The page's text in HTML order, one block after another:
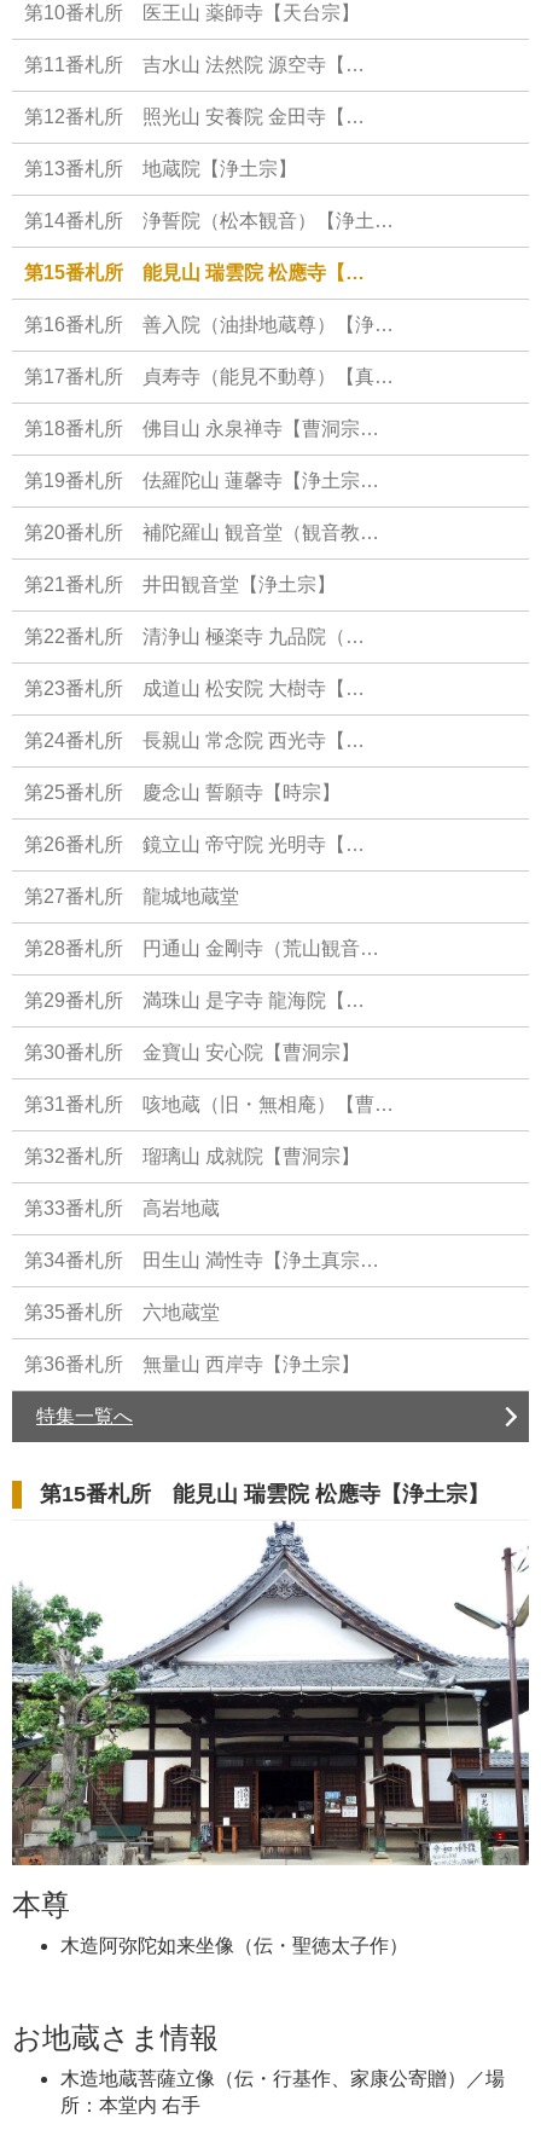
第10番札所 医王山 薬師寺【天台宗】
第11番札所 吉水山 法然院 源空寺【…
第12番札所 照光山 安養院 金田寺【…
第13番札所 地蔵院【浄土宗】
第14番札所 浄誓院（松本観音）【浄土…
第15番札所 能見山 瑞雲院 松應寺【…
第16番札所 善入院（油掛地蔵尊）【浄…
第17番札所 貞寿寺（能見不動尊）【真…
第18番札所 佛目山 永泉禅寺【曹洞宗…
第19番札所 佉羅陀山 蓮馨寺【浄土宗…
第20番札所 補陀羅山 観音堂（観音教…
第21番札所 井田観音堂【浄土宗】
第22番札所 清浄山 極楽寺 九品院（…
第23番札所 成道山 松安院 大樹寺【…
第24番札所 長親山 常念院 西光寺【…
第25番札所 慶念山 誓願寺【時宗】
第26番札所 鏡立山 帝守院 光明寺【…
第27番札所 龍城地蔵堂
第28番札所 円通山 金剛寺（荒山観音…
第29番札所 満珠山 是字寺 龍海院【…
第30番札所 金寶山 安心院【曹洞宗】
第31番札所 咳地蔵（旧・無相庵）【曹…
第32番札所 瑠璃山 成就院【曹洞宗】
第33番札所 高岩地蔵
第34番札所 田生山 満性寺【浄土真宗…
第35番札所 六地蔵堂
第36番札所 無量山 西岸寺【浄土宗】
特集一覧へ
第15番札所 能見山 瑞雲院 松應寺【浄土宗】
本尊
木造阿弥陀如来坐像（伝・聖徳太子作）
お地蔵さま情報
木造地蔵菩薩立像（伝・行基作、家康公寄贈）／場
所：本堂内 右手